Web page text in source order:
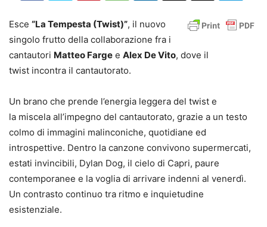
Esce “La Tempesta (Twist)”, il nuovo
singolo frutto della collaborazione fra i
cantautori Matteo Farge e Alex De Vito, dove il
twist incontra il cantautorato.
Un brano che prende l’energia leggera del twist e
la miscela all’impegno del cantautorato, grazie a un testo
colmo di immagini malinconiche, quotidiane ed
introspettive. Dentro la canzone convivono supermercati,
estati invincibili, Dylan Dog, il cielo di Capri, paure
contemporanee e la voglia di arrivare indenni al venerdì.
Un contrasto continuo tra ritmo e inquietudine
esistenziale.